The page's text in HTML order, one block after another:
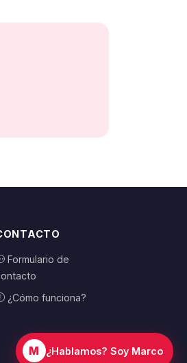
Formulario de
¿Cómo funciona?
M ¿Hablamos? Soy Marco